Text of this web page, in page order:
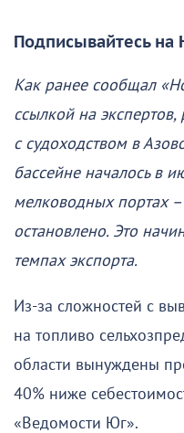
Подписывайтесь на
Как ранее сообщал
ссылкой на
с судоходством в
бассейне началось в
мелководных портах
остановлено. Это
темпах экспорта.
Из-за сложностей с
на топливо
области вынуждены
40% ниже
«Ведомости Юг».